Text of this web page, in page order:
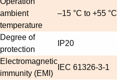
ambient
temperature
–15 °C to +55 °C
Degree of
protection
IP20
Electromagnetic
immunity (EMI)
IEC 61326-3-1